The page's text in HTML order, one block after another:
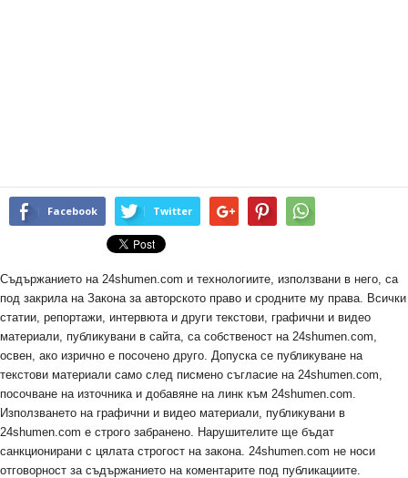
Facebook Twitter
Съдържанието на 24shumen.com и технологиите, използвани в него, са
под закрила на Закона за авторското право и сродните му права. Всички
статии, репортажи, интервюта и други текстови, графични и видео
материали, публикувани в сайта, са собственост на 24shumen.com,
освен, ако изрично е посочено друго. Допуска се публикуване на
текстови материали само след писмено съгласие на 24shumen.com,
посочване на източника и добавяне на линк към 24shumen.com.
Използването на графични и видео материали, публикувани в
24shumen.com е строго забранено. Нарушителите ще бъдат
санкционирани с цялата строгост на закона. 24shumen.com не носи
отговорност за съдържанието на коментарите под публикациите.